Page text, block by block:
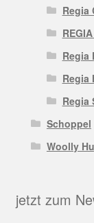
Regia
Regia
Regia
Regia
Schoppel
Woolly
jetzt zum